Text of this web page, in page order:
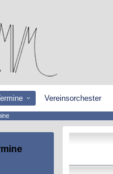
Vereinsorchester